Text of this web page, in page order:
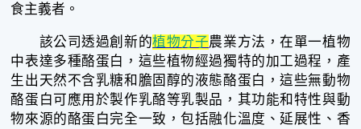
食主義者。
該公司透過創新的植物分子農業方法，在單一植物
中表達多種酪蛋白，這些植物經過獨特的加工過程，產
生出天然不含乳糖和膽固醇的液態酪蛋白，這些無動物
酪蛋白可應用於製作乳酪等乳製品，其功能和特性與動
物來源的酪蛋白完全一致，包括融化溫度、延展性、香